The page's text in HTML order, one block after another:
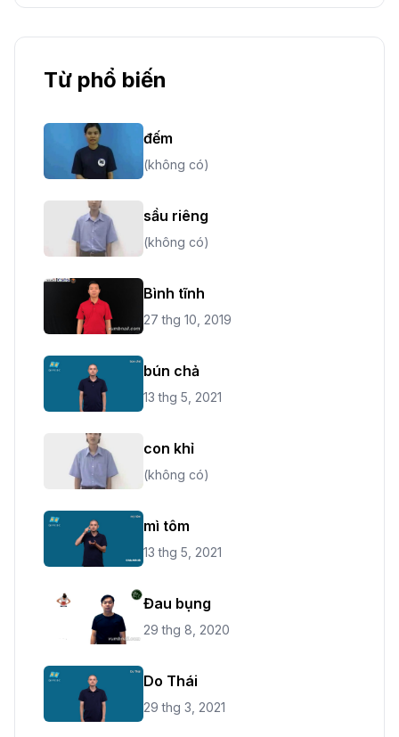
Từ phổ biến
đếm
(không có)
sầu riêng
(không có)
Bình tĩnh
27 thg 10, 2019
bún chả
13 thg 5, 2021
con khỉ
(không có)
mì tôm
13 thg 5, 2021
Đau bụng
29 thg 8, 2020
Do Thái
29 thg 3, 2021